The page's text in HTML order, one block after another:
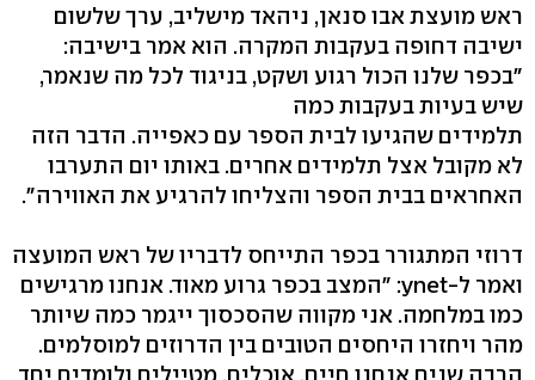
ראש מועצת אבו סנאן, ניהאד מישליב, ערך שלשום
ישיבה דחופה בעקבות המקרה. הוא אמר בישיבה:
"בכפר שלנו הכול רגוע ושקט, בניגוד לכל מה שנאמר,
שיש בעיות בעקבות כמה
תלמידים שהגיעו לבית הספר עם כאפייה. הדבר הזה
לא מקובל אצל תלמידים אחרים. באותו יום התערבו
האחראים בבית הספר והצליחו להרגיע את האווירה".
דרוזי המתגורר בכפר התייחס לדבריו של ראש המועצה
ואמר ל-ynet: "המצב בכפר גרוע מאוד. אנחנו מרגישים
כמו במלחמה. אני מקווה שהסכסוך ייגמר כמה שיותר
מהר ויחזרו היחסים הטובים בין הדרוזים למוסלמים.
הרבה שנים אנחנו חיים, אוכלים, מטיילים ולומדים יחד